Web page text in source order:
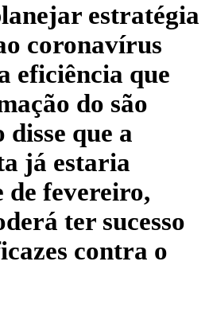
estratégia
coronavírus
eficiência que
do são
que a
já estaria
de fevereiro,
ter sucesso
contra o